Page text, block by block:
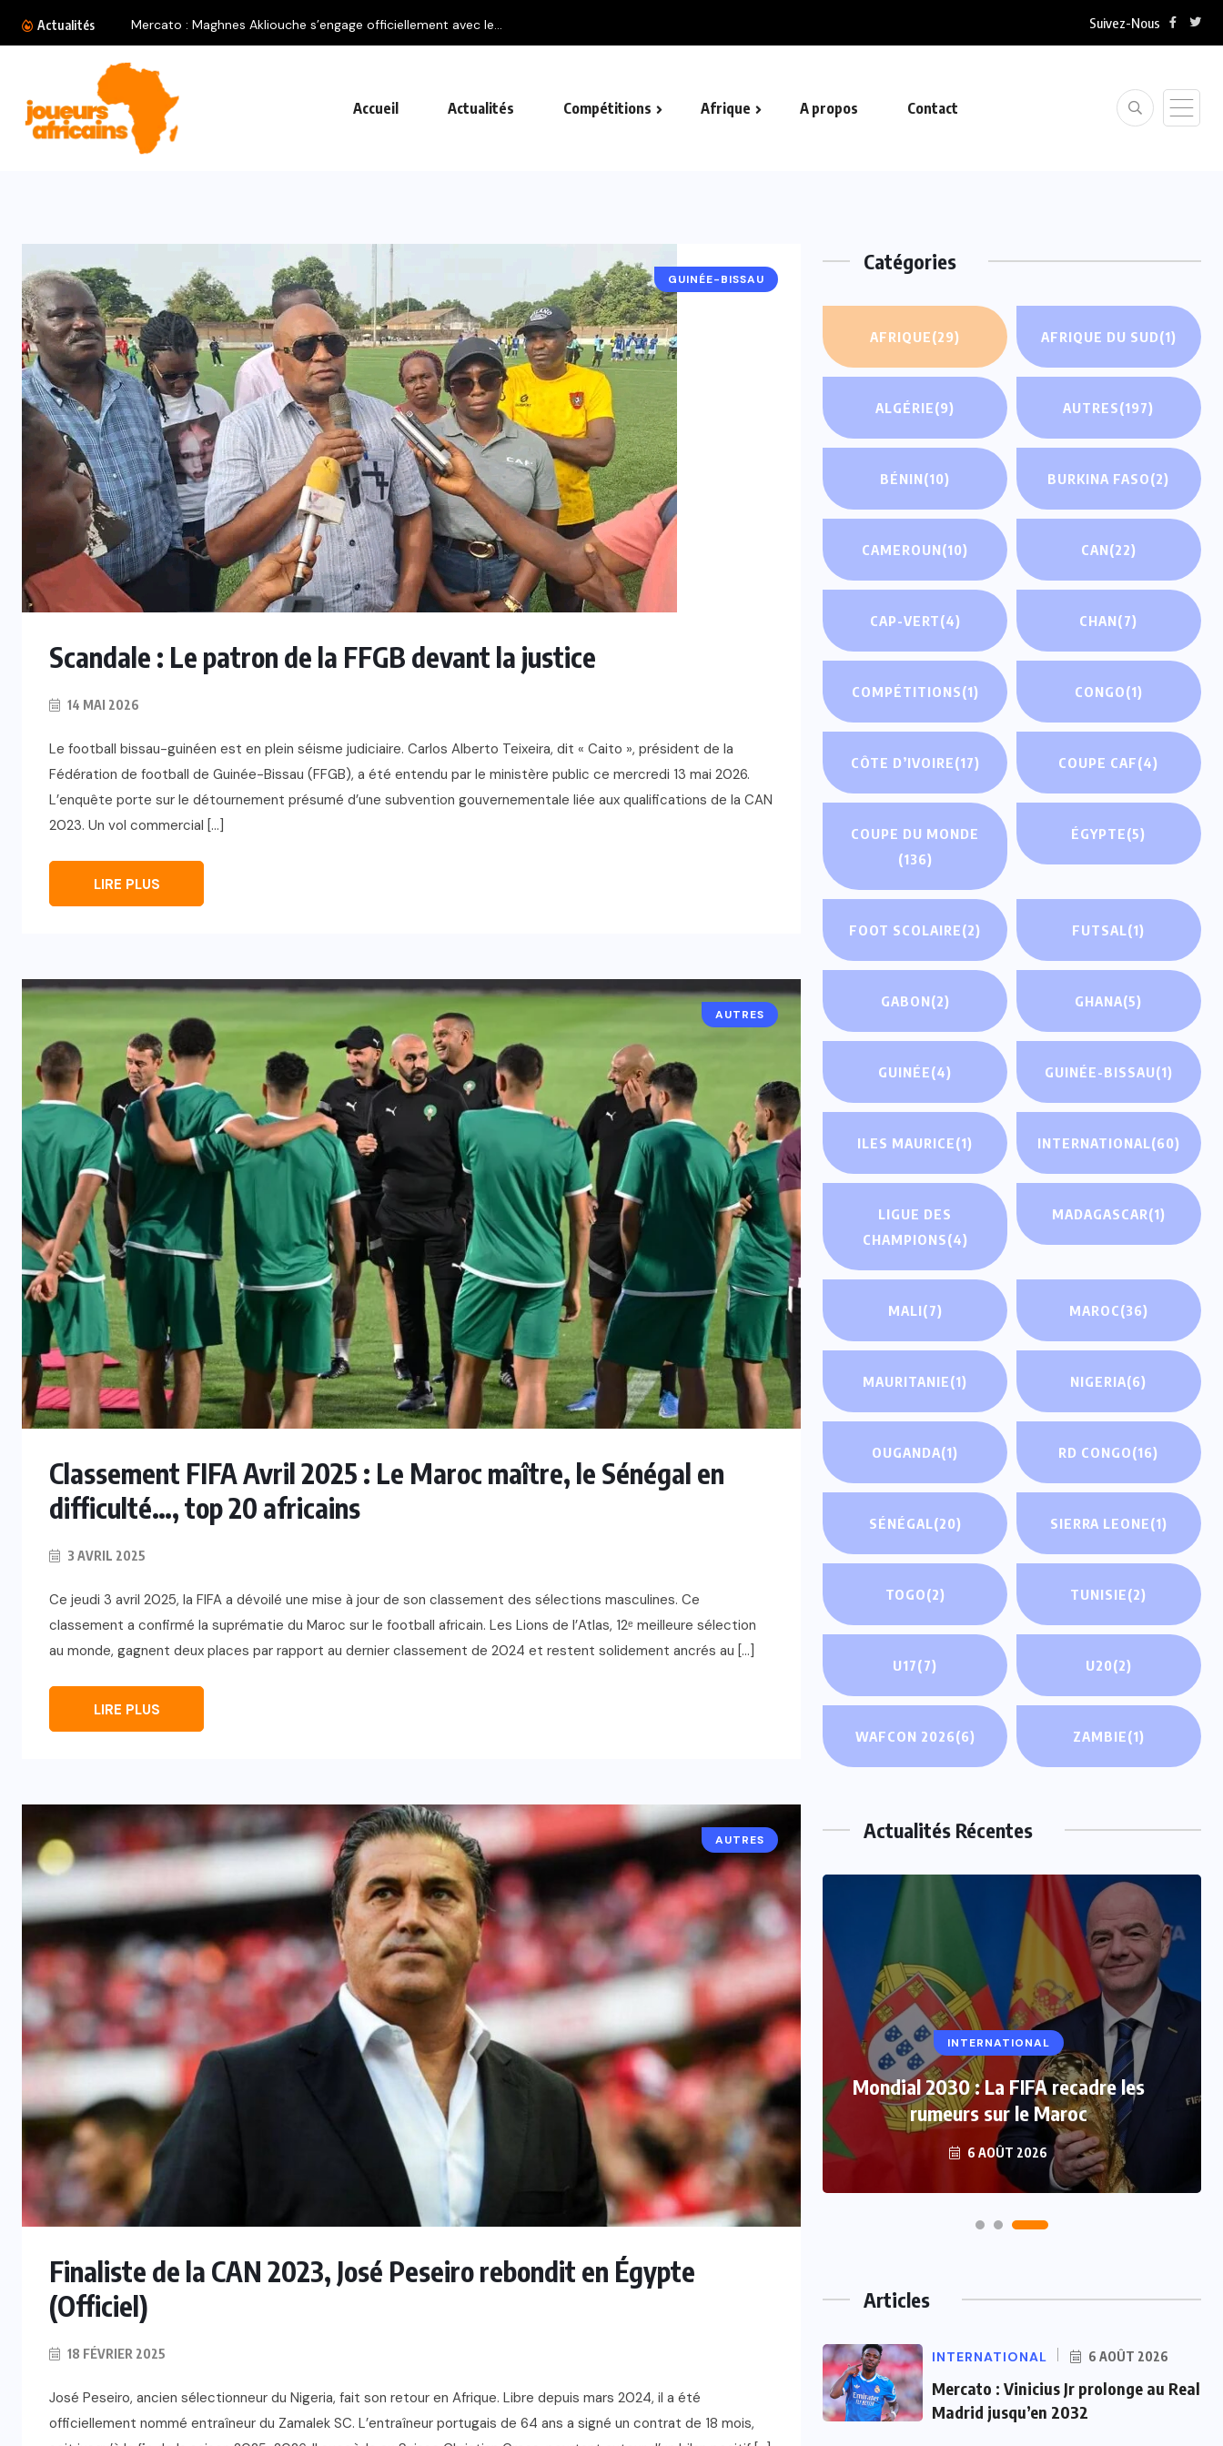
Actualités
Akliouche s’engage officiellement avec le... Suivez-Nous
Accueil Actualités Compétitions Afrique A propos Contact
GUINÉE-BISSAU
Scandale : Le patron de la FFGB devant la justice
14 MAI 2026
Le football bissau-guinéen est en plein séisme judiciaire. Carlos Alberto Teixeira, dit « Caito », président de la
Fédération de football de Guinée-Bissau (FFGB), a été entendu par le ministère public ce mercredi 13 mai 2026.
L’enquête porte sur le détournement présumé d’une subvention gouvernementale liée aux qualifications de la CAN
2023. Un vol commercial […]
LIRE PLUS
AUTRES
Classement FIFA Avril 2025 : Le Maroc maître, le Sénégal en
difficulté…, top 20 africains
3 AVRIL 2025
Ce jeudi 3 avril 2025, la FIFA a dévoilé une mise à jour de son classement des sélections masculines. Ce
classement a confirmé la suprématie du Maroc sur le football africain. Les Lions de l’Atlas, 12ᵉ meilleure sélection
au monde, gagnent deux places par rapport au dernier classement de 2024 et restent solidement ancrés au […]
LIRE PLUS
AUTRES
Finaliste de la CAN 2023, José Peseiro rebondit en Égypte
(Officiel)
18 FÉVRIER 2025
José Peseiro, ancien sélectionneur du Nigeria, fait son retour en Afrique. Libre depuis mars 2024, il a été
officiellement nommé entraîneur du Zamalek SC. L’entraîneur portugais de 64 ans a signé un contrat de 18 mois,
Catégories
AFRIQUE(29) AFRIQUE DU SUD(1)
ALGÉRIE(9) AUTRES(197)
BÉNIN(10) BURKINA FASO(2)
CAMEROUN(10) CAN(22)
CAP-VERT(4) CHAN(7)
COMPÉTITIONS(1) CONGO(1)
CÔTE D’IVOIRE(17) COUPE CAF(4)
COUPE DU MONDE
(136)
ÉGYPTE(5)
FOOT SCOLAIRE(2) FUTSAL(1)
GABON(2) GHANA(5)
GUINÉE(4) GUINÉE-BISSAU(1)
ILES MAURICE(1) INTERNATIONAL(60)
LIGUE DES
CHAMPIONS(4)
MADAGASCAR(1)
MALI(7) MAROC(36)
MAURITANIE(1) NIGERIA(6)
OUGANDA(1) RD CONGO(16)
SÉNÉGAL(20) SIERRA LEONE(1)
TOGO(2) TUNISIE(2)
U17(7) U20(2)
WAFCON 2026(6) ZAMBIE(1)
Actualités Récentes
INTERNATIONAL
Mercato : Vinicius Jr prolonge au
Real Madrid jusqu’en 2032
Mercato : Maghnes Akliouche
s’engage officiellement avec le
PSG
6 AOÛT 2026
INTERNATIONAL
Mondial 2030 : La FIFA recadre les
rumeurs sur le Maroc
6 AOÛT 2026
Articles
INTERNATIONAL 6 AOÛT 2026
Mercato : Vinicius Jr prolonge au Real
Madrid jusqu’en 2032